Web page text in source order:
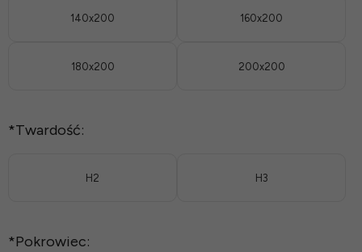
140x200 160x200
180x200 200x200
*Twardość:
H2 H3
*Pokrowiec: